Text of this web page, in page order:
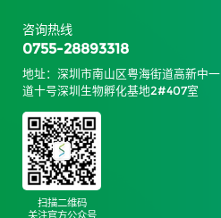
咨询热线
0755-28893318
地址：深圳市南山区粤海街道高新中一
道十号深圳生物孵化基地2#407室
扫描二维码
关注官方公众号